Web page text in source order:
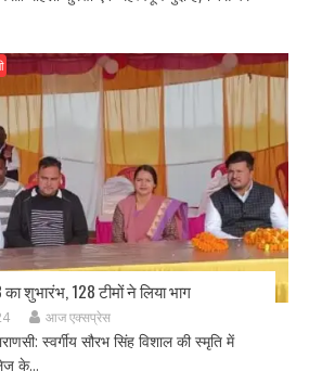
का शुभारंभ, 128 टीमों ने लिया भाग
आज एक्सप्रेस
स्वर्गीय सौरभ सिंह विशाल की स्मृति में
के...